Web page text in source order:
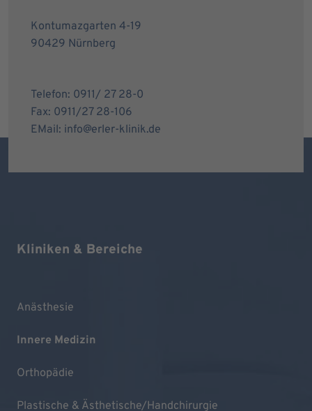
Kontumazgarten 4-19
90429 Nürnberg
Telefon: 0911/ 27 28-0
Fax: 0911/27 28-106
EMail: info@erler-klinik.de
Kliniken & Bereiche
Anästhesie
Innere Medizin
Orthopädie
Plastische & Ästhetische/Handchirurgie